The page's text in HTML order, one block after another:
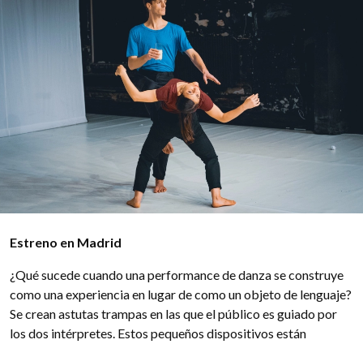
Estreno en Madrid
¿Qué sucede cuando una performance de danza se construye
como una experiencia en lugar de como un objeto de lenguaje?
Se crean astutas trampas en las que el público es guiado por
los dos intérpretes. Estos pequeños dispositivos están